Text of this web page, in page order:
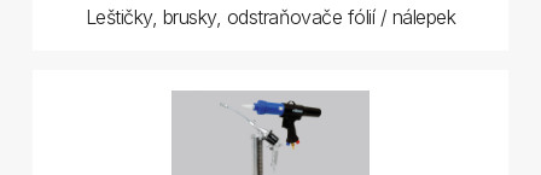
Leštičky, brusky, odstraňovače fólií / nálepek